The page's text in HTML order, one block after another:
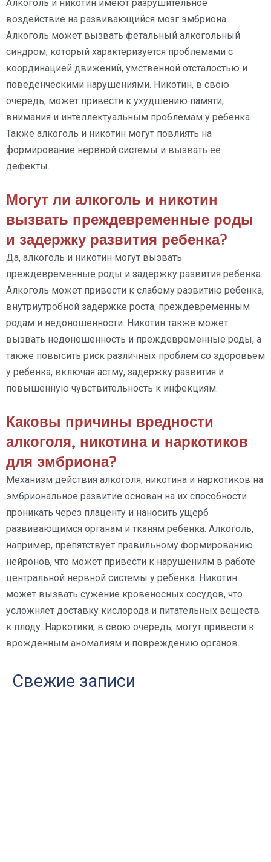
Алкоголь и никотин имеют разрушительное
воздействие на развивающийся мозг эмбриона.
Алкоголь может вызвать фетальный алкогольный
синдром, который характеризуется проблемами с
координацией движений, умственной отсталостью и
поведенческими нарушениями. Никотин, в свою
очередь, может привести к ухудшению памяти,
внимания и интеллектуальным проблемам у ребенка.
Также алкоголь и никотин могут повлиять на
формирование нервной системы и вызвать ее
дефекты.
Могут ли алкоголь и никотин
вызвать преждевременные роды
и задержку развития ребенка?
Да, алкоголь и никотин могут вызвать
преждевременные роды и задержку развития ребенка.
Алкоголь может привести к слабому развитию ребенка,
внутриутробной задержке роста, преждевременным
родам и недоношенности. Никотин также может
вызвать недоношенность и преждевременные роды, а
также повысить риск различных проблем со здоровьем
у ребенка, включая астму, задержку развития и
повышенную чувствительность к инфекциям.
Каковы причины вредности
алкоголя, никотина и наркотиков
для эмбриона?
Механизм действия алкоголя, никотина и наркотиков на
эмбриональное развитие основан на их способности
проникать через плаценту и наносить ущерб
развивающимся органам и тканям ребенка. Алкоголь,
например, препятствует правильному формированию
нейронов, что может привести к нарушениям в работе
центральной нервной системы у ребенка. Никотин
может вызвать сужение кровеносных сосудов, что
усложняет доставку кислорода и питательных веществ
к плоду. Наркотики, в свою очередь, могут привести к
врожденным аномалиям и повреждению органов.
Свежие записи